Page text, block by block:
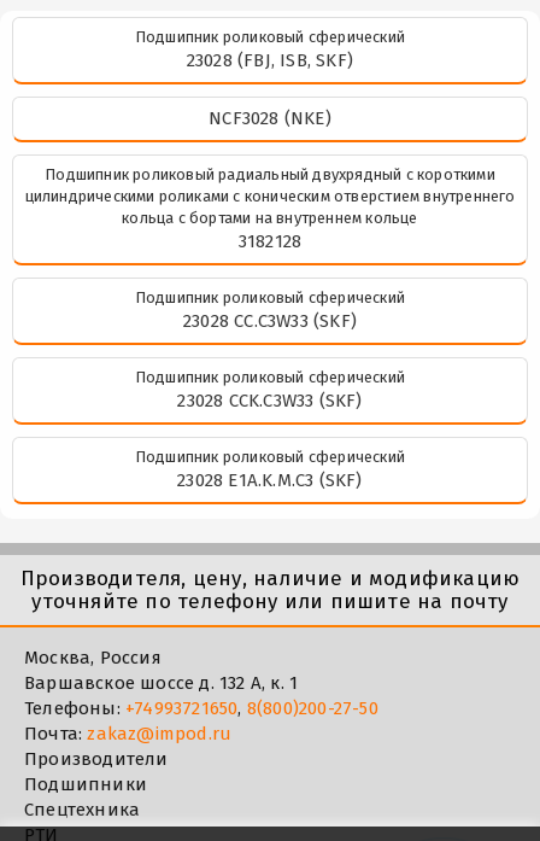
Подшипник роликовый сферический
23028 (FBJ, ISB, SKF)
NCF3028 (NKE)
Подшипник роликовый радиальный двухрядный с короткими
цилиндрическими роликами с коническим отверстием внутреннего
кольца с бортами на внутреннем кольце
3182128
Подшипник роликовый сферический
23028 CC.C3W33 (SKF)
Подшипник роликовый сферический
23028 CCK.C3W33 (SKF)
Подшипник роликовый сферический
23028 E1A.K.M.C3 (SKF)
Производителя, цену, наличие и модификацию
уточняйте по телефону или пишите на почту
Москва, Россия
Варшавское шоссе д. 132 А, к. 1
Телефоны: +74993721650, 8(800)200-27-50
Почта:zakaz@impod.ru
Производители
Подшипники
Спецтехника
РТИ